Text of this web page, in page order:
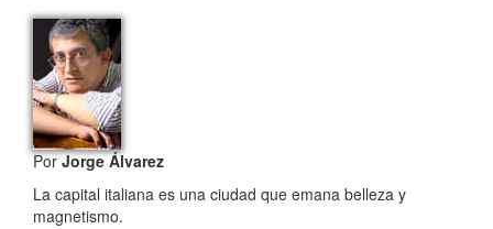
PorJorge Álvarez
La capital italiana es una ciudad que emana belleza y
magnetismo.